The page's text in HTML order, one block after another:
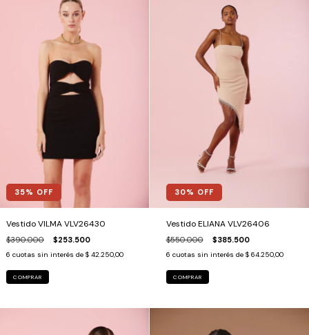
35% OFF
Vestido VILMA VLV26430
$390.000 $253.500
6 cuotas sin interés de $ 42.250,00
COMPRAR
30% OFF
Vestido ELIANA VLV26406
$550.000 $385.500
6 cuotas sin interés de $ 64.250,00
COMPRAR